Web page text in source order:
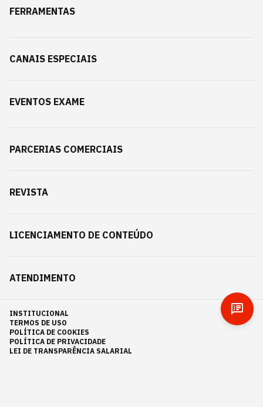
FERRAMENTAS
CANAIS ESPECIAIS
EVENTOS EXAME
PARCERIAS COMERCIAIS
REVISTA
LICENCIAMENTO DE CONTEÚDO
ATENDIMENTO
INSTITUCIONAL
TERMOS DE USO
POLÍTICA DE COOKIES
POLÍTICA DE PRIVACIDADE
LEI DE TRANSPARÊNCIA SALARIAL